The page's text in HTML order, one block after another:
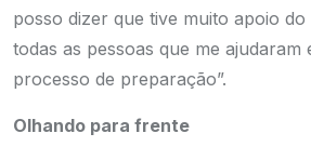
posso dizer que tive muito apoio
todas as pessoas que me ajudaram
processo de preparação”.
Olhando para frente